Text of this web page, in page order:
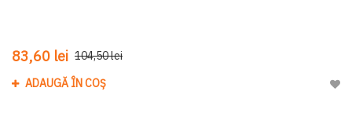
83,60 lei 104,50 lei
ADAUGĂ ÎN COȘ